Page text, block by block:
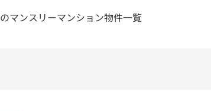
のマンスリーマンション物件一覧